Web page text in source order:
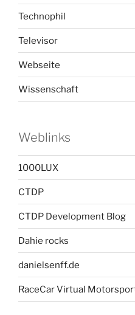
Technophil
Televisor
Webseite
Wissenschaft
Weblinks
1000LUX
CTDP
CTDP Development Blog
Dahie rocks
danielsenff.de
RaceCar Virtual